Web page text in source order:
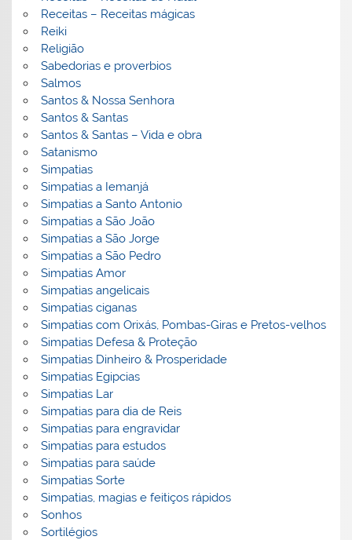
Receitas – Receitas mágicas
Reiki
Religião
Sabedorias e proverbios
Salmos
Santos & Nossa Senhora
Santos & Santas
Santos & Santas – Vida e obra
Satanismo
Simpatias
Simpatias a Iemanjá
Simpatias a Santo Antonio
Simpatias a São João
Simpatias a São Jorge
Simpatias a São Pedro
Simpatias Amor
Simpatias angelicais
Simpatias ciganas
Simpatias com Orixás, Pombas-Giras e Pretos-velhos
Simpatias Defesa & Proteção
Simpatias Dinheiro & Prosperidade
Simpatias Egipcias
Simpatias Lar
Simpatias para dia de Reis
Simpatias para engravidar
Simpatias para estudos
Simpatias para saúde
Simpatias Sorte
Simpatias, magias e feitiços rápidos
Sonhos
Sortilégios